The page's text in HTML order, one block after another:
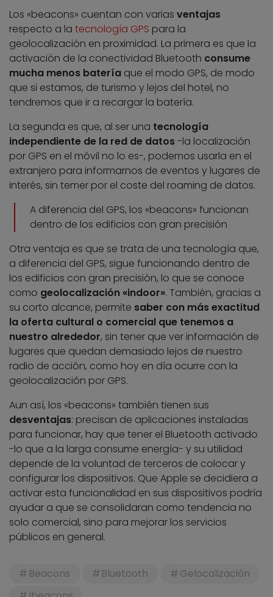
Los «beacons» cuentan con varias ventajas
respecto a la tecnología GPS para la
geolocalización en proximidad. La primera es que la
activación de la conectividad Bluetooth consume
mucha menos batería que el modo GPS, de modo
que si estamos, de turismo y lejos del hotel, no
tendremos que ir a recargar la batería.
La segunda es que, al ser una tecnología
independiente de la red de datos-la localización
por GPS en el móvil no lo es-, podemos usarla en el
extranjero para informarnos de eventos y lugares de
interés, sin temer por el coste del roaming de datos.
A diferencia del GPS, los «beacons» funcionan
dentro de los edificios con gran precisión
Otra ventaja es que se trata de una tecnología que,
a diferencia del GPS, sigue funcionando dentro de
los edificios con gran precisión, lo que se conoce
como geolocalización «indoor». También, gracias a
su corto alcance, permite saber con más exactitud
la oferta cultural o comercial que tenemos a
nuestro alrededor, sin tener que ver información de
lugares que quedan demasiado lejos de nuestro
radio de acción, como hoy en día ocurre con la
geolocalización por GPS.
Aun así, los «beacons» también tienen sus
desventajas: precisan de aplicaciones instaladas
para funcionar, hay que tener el Bluetooth activado
-lo que a la larga consume energía- y su utilidad
depende de la voluntad de terceros de colocar y
configurar los dispositivos. Que Apple se decidiera a
activar esta funcionalidad en sus dispositivos podría
ayudar a que se consolidaran como tendencia no
solo comercial, sino para mejorar los servicios
públicos en general.
Beacons Bluetooth
Gelocalización